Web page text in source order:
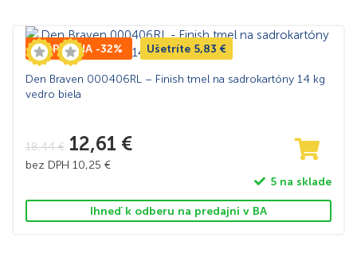
TOP CENA -32% Ušetríte 5,83 €
Den Braven 000406RL – Finish tmel na sadrokartóny 14 kg
vedro biela
18,44€ 12,61 €
bez DPH 10,25 €
5 na sklade
Ihneď k odberu na predajni v BA